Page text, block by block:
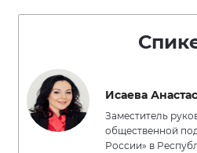
Исаева
Заместитель
общественной
России» в